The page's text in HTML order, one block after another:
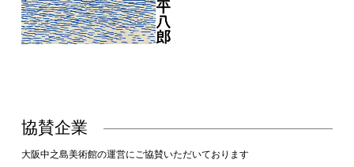
協賛企業
大阪中之島美術館の運営にご協賛いただいております